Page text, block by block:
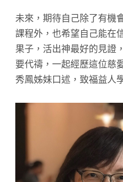
未來，期待自己除了有機
課程外，也希望自己能在
果子，活出神最好的見證
要代禱，一起經歷這位慈
秀鳳姊妹口述，致福益人